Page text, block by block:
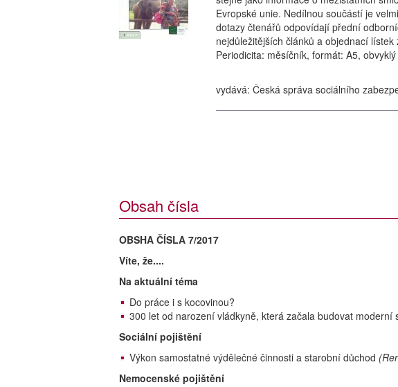
Evropské unie. Nedílnou součástí je
dotazy čtenářů odpovídají přední
nejdůležitějších článků a objednací
Periodicita: měsíčník, formát: A5,
vydává: Česká správa sociálního
Obsah čísla
OBSHA ČÍSLA 7/2017
Víte, že....
Na aktuální téma
Do práce i s kocovinou?
300 let od narození vládkyně, která začala budovat moderní
Sociální pojištění
Výkon samostatné výdělečné činnosti a starobní důchod
Nemocenské pojištění